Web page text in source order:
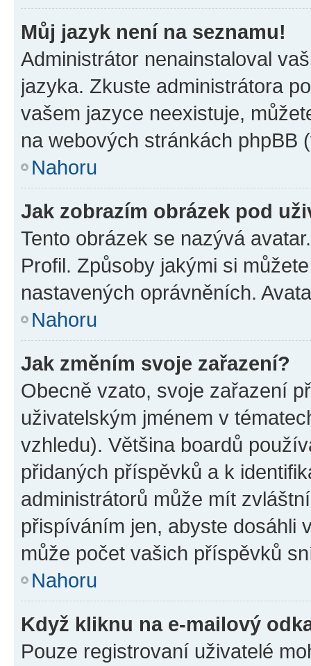
Můj jazyk není na seznamu!
Administrátor nenainstaloval
jazyka. Zkuste administrátora
vašem jazyce neexistuje,
na webových stránkách phpBB
Nahoru
Jak zobrazím obrázek pod
Tento obrázek se nazývá
Profil. Způsoby jakými si
nastavených oprávněních.
Nahoru
Jak změním svoje zařazení?
Obecně vzato, svoje zařazení
uživatelským jménem v
vzhledu). Většina boardů
přidaných příspěvků a k
administrátorů může mít
přispíváním jen, abyste dosáhli
může počet vašich příspěvků
Nahoru
Když kliknu na e-mailový
Pouze registrovaní uživatelé